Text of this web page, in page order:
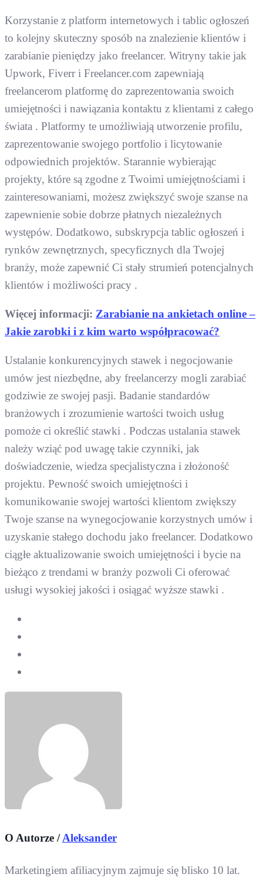
Korzystanie z platform internetowych i tablic ogłoszeń
to kolejny skuteczny sposób na znalezienie klientów i
zarabianie pieniędzy jako freelancer. Witryny takie jak
Upwork, Fiverr i Freelancer.com zapewniają
freelancerom platformę do zaprezentowania swoich
umiejętności i nawiązania kontaktu z klientami z całego
świata . Platformy te umożliwiają utworzenie profilu,
zaprezentowanie swojego portfolio i licytowanie
odpowiednich projektów. Starannie wybierając
projekty, które są zgodne z Twoimi umiejętnościami i
zainteresowaniami, możesz zwiększyć swoje szanse na
zapewnienie sobie dobrze płatnych niezależnych
występów. Dodatkowo, subskrypcja tablic ogłoszeń i
rynków zewnętrznych, specyficznych dla Twojej
branży, może zapewnić Ci stały strumień potencjalnych
klientów i możliwości pracy .
Więcej informacji: Zarabianie na ankietach online –
Jakie zarobki i z kim warto współpracować?
Ustalanie konkurencyjnych stawek i negocjowanie
umów jest niezbędne, aby freelancerzy mogli zarabiać
godziwie ze swojej pasji. Badanie standardów
branżowych i zrozumienie wartości twoich usług
pomoże ci określić stawki . Podczas ustalania stawek
należy wziąć pod uwagę takie czynniki, jak
doświadczenie, wiedza specjalistyczna i złożoność
projektu. Pewność swoich umiejętności i
komunikowanie swojej wartości klientom zwiększy
Twoje szanse na wynegocjowanie korzystnych umów i
uzyskanie stałego dochodu jako freelancer. Dodatkowo
ciągłe aktualizowanie swoich umiejętności i bycie na
bieżąco z trendami w branży pozwoli Ci oferować
usługi wysokiej jakości i osiągać wyższe stawki .
O Autorze /Aleksander
Marketingiem afiliacyjnym zajmuje się blisko 10 lat.